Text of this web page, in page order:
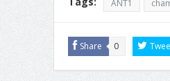
ANT1
Share 0